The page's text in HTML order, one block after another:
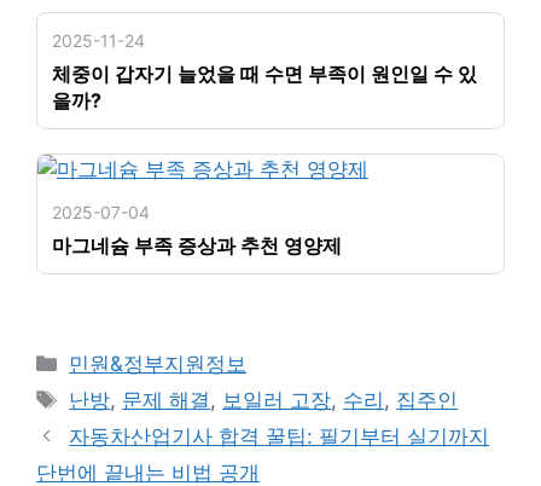
2025-11-24
체중이 갑자기 늘었을 때 수면 부족이 원인일 수 있
을까?
2025-07-04
마그네슘 부족 증상과 추천 영양제
카
테
리
민원&정부지원정보
태
그
난방, 문제 해결 , 보일러 고장, 수리 , 집주인
자동차산업기사 합격 꿀팁: 필기부터 실기까지
단번에 끝내는 비법 공개